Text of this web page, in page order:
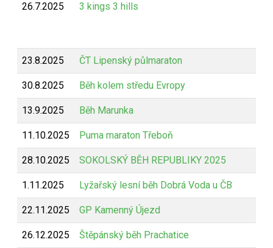
26.7.2025 3 kings 3 hills
23.8.2025 ČT Lipenský půlmaraton
30.8.2025 Běh kolem středu Evropy
13.9.2025 Běh Marunka
11.10.2025 Puma maraton Třeboň
28.10.2025 SOKOLSKÝ BĚH REPUBLIKY 2025
1.11.2025 Lyžařský lesní běh Dobrá Voda u ČB
22.11.2025 GP Kamenný Újezd
26.12.2025 Štěpánský běh Prachatice